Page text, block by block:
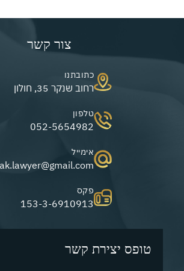
צור קשר
כתובתנו
רחוב שנקר 35, חולון
טלפון
052-5654982
אימייל
פקס
153-3-6910913
טופס יצירת קשר